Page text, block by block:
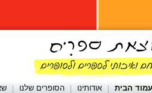
עמוד הבית אודותינו הסופרים שלנו